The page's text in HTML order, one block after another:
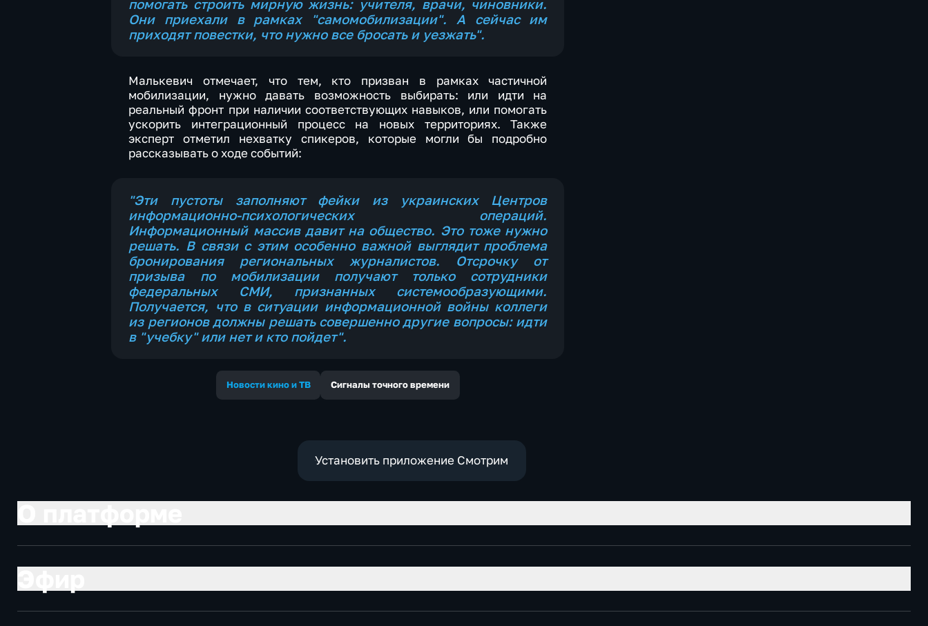
помогать строить мирную жизнь: учителя, врачи, чиновники.
Они приехали в рамках "самомобилизации". А сейчас им
приходят повестки, что нужно все бросать и уезжать".
Малькевич отмечает, что тем, кто призван в рамках частичной
мобилизации, нужно давать возможность выбирать: или идти на
реальный фронт при наличии соответствующих навыков, или помогать
ускорить интеграционный процесс на новых территориях. Также
эксперт отметил нехватку спикеров, которые могли бы подробно
рассказывать о ходе событий:
"Эти пустоты заполняют фейки из украинских Центров
информационно-психологических операций.
Информационный массив давит на общество. Это тоже нужно
решать. В связи с этим особенно важной выглядит проблема
бронирования региональных журналистов. Отсрочку от
призыва по мобилизации получают только сотрудники
федеральных СМИ, признанных системообразующими.
Получается, что в ситуации информационной войны коллеги
из регионов должны решать совершенно другие вопросы: идти
в "учебку" или нет и кто пойдет".
Новости кино и ТВ Сигналы точного времени
Установить приложение Смотрим